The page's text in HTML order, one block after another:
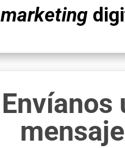
marketing
Envíanos